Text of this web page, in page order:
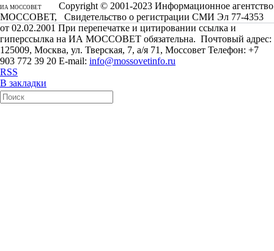
ИА МОССОВЕТ
Copyright © 2001-2023 Информационное агентство
МОССОВЕТ, Свидетельство о регистрации СМИ Эл 77-4353
от 02.02.2001 При перепечатке и цитировании ссылка и
гиперссылка на ИА МОССОВЕТ обязательна. Почтовый адрес:
125009, Москва, ул. Тверская, 7, а/я 71, Моссовет Телефон: +7
903 772 39 20 E-mail: info@mossovetinfo.ru
RSS
В закладки